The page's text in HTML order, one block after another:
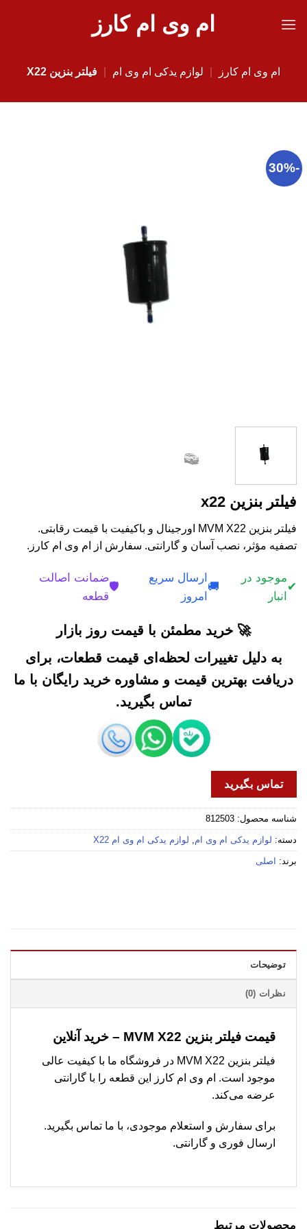
ام وی ام کارز
ام وی ام کارز لوازم یدکی ام وی ام فیلتر بنزین X22
-30%
فیلتر بنزین x22
فیلتر بنزین MVM X22 اورجینال و باکیفیت با قیمت رقابتی.
تصفیه مؤثر، نصب آسان و گارانتی. سفارش از ام وی ام کارز.
✔
موجود در
انبار
🚚
ارسال سریع
امروز
🛡️
ضمانت اصالت
قطعه
🚀 خرید مطمئن با قیمت روز بازار
به دلیل تغییرات لحظه‌ای قیمت قطعات، برای
دریافت بهترین قیمت و مشاوره خرید رایگان با ما
تماس بگیرید.
تماس بگیرید
شناسه محصول: 812503
دسته: لوازم یدکی ام وی ام, لوازم یدکی ام وی ام X22
برند: اصلی
توضیحات
نظرات (0)
قیمت فیلتر بنزین MVM X22 – خرید آنلاین
فیلتر بنزین MVM X22 در فروشگاه ما با کیفیت عالی
موجود است. ام وی ام کارز این قطعه را با گارانتی
عرضه می‌کند.
برای سفارش و استعلام موجودی، با ما تماس بگیرید.
ارسال فوری و گارانتی.
محصولات مرتبط